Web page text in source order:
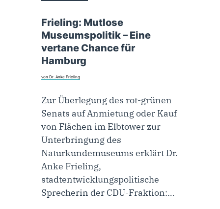
Frieling: Mutlose
Museumspolitik – Eine
vertane Chance für
Hamburg
von Dr. Anke Frieling
Zur Überlegung des rot-grünen
Senats auf Anmietung oder Kauf
von Flächen im Elbtower zur
Unterbringung des
Naturkundemuseums erklärt Dr.
Anke Frieling,
stadtentwicklungspolitische
Sprecherin der CDU-Fraktion:…